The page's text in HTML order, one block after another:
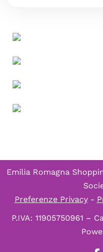
Emilia Romagna
Preferenze Privacy-
P.IVA: 11905750961 –